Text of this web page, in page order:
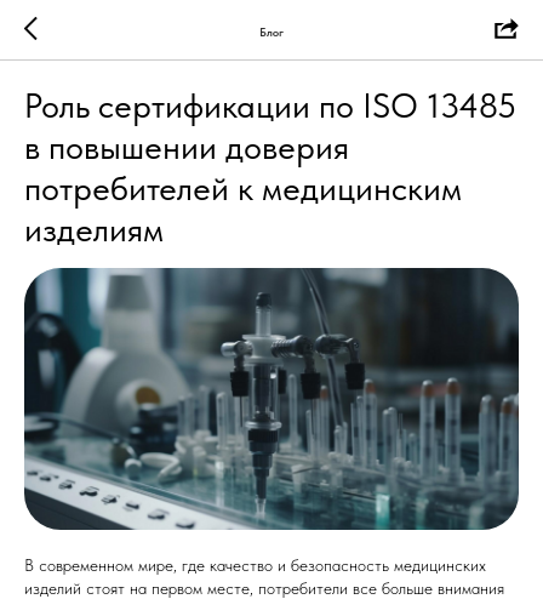
Блог
Роль сертификации по ISO 13485
в повышении доверия
потребителей к медицинским
изделиям
В современном мире, где качество и безопасность медицинских
изделий стоят на первом месте, потребители все больше внимания